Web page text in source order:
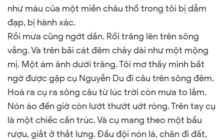
như máu của một miền châu thổ trong tôi bị dẫm
đạp, bị hành xác.
Rồi mưa cũng ngớt dần. Rồi trăng lên trên sông
vắng. Và trên bãi cát đêm chảy dài như một mộng
mị. Một ám ảnh dưới trăng. Tôi mơ thấy mình bất
ngờ được gặp cụ Nguyễn Du đi câu trên sông đêm.
Hoá ra cụ ra sông câu từ lúc trời còn mưa to lắm.
Nón áo đến giờ còn lướt thướt uớt ròng. Trên tay cụ
là một chiếc cần trúc. Và cụ mang theo một bầu
rượu, giắt ở thắt lưng. Đầu đội nón lá, chân đi đất,